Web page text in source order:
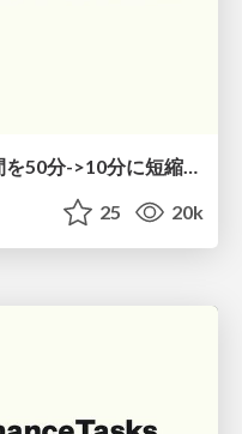
約9000個の自動テストの 時間を50分->10分に短縮 Flakyテストを1%以下に抑えた話
25 20k